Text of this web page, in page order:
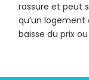
rassure et peut
qu’un
baisse du prix